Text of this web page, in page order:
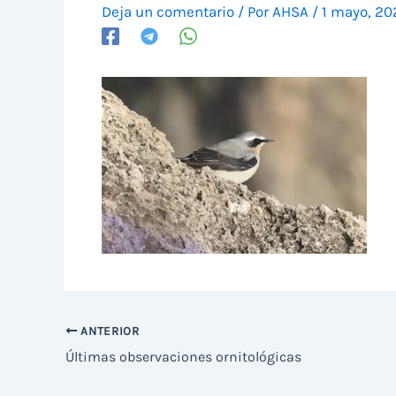
Deja un comentario / Por AHSA / 1 mayo,
ANTERIOR
Últimas observaciones ornitológicas